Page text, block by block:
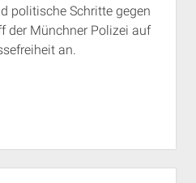
politische Schritte gegen
der Münchner Polizei auf
an.